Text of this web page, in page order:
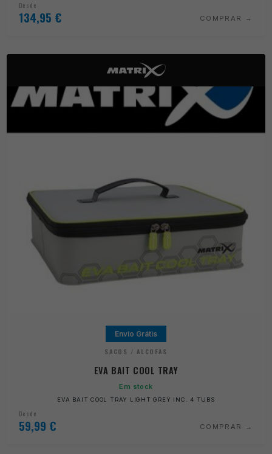
Desde
134,95 € COMPRAR
Envio Grátis
SACOS / ALCOFAS
EVA BAIT COOL TRAY
Em stock
EVA BAIT COOL TRAY LIGHT GREY INC. 4 TUBS
Desde
59,99 € COMPRAR